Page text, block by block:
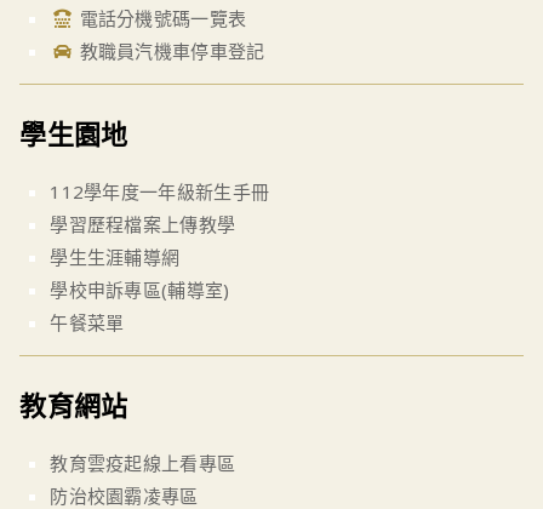
電話分機號碼一覽表
教職員汽機車停車登記
學生園地
112學年度一年級新生手冊
學習歷程檔案上傳教學
學生生涯輔導網
學校申訴專區(輔導室)
午餐菜單
教育網站
教育雲疫起線上看專區
防治校園霸凌專區